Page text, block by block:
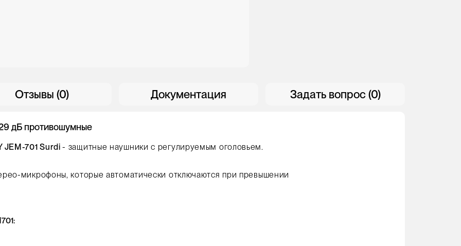
Отзывы (0) Документация Задать вопрос (0)
дБ противошумные
JEM-701 Surdi- защитные наушники с регулируемым оголовьем.
микрофоны, которые автоматически отключаются при превышении